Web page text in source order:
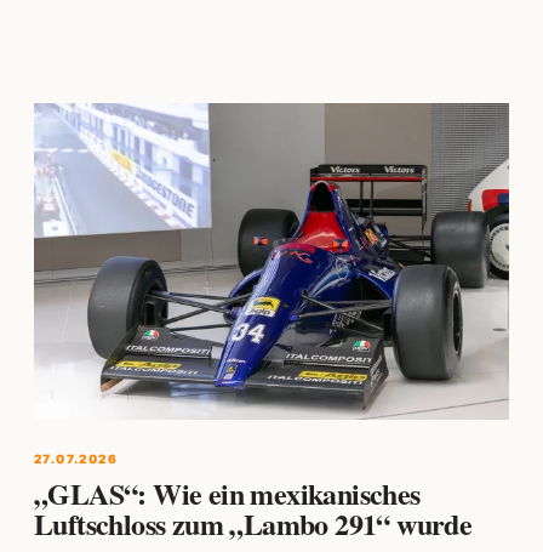
27.07.2026
„GLAS“: Wie ein mexikanisches
Luftschloss zum „Lambo 291“ wurde